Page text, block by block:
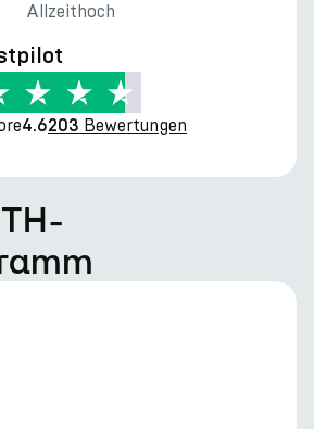
Allzeithoch
4.6203 Bewertungen